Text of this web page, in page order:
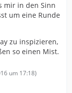
mir in den Sinn
um eine Runde
zu inspizieren,
so einen Mist.
um 17:18)